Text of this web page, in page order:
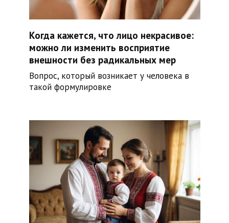
Когда кажется, что лицо некрасивое:
можно ли изменить восприятие
внешности без радикальных мер
Вопрос, который возникает у человека в
такой формулировке